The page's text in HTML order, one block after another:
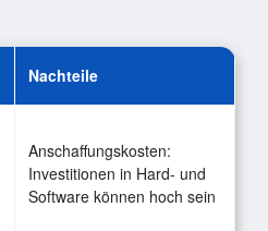
Nachteile
Anschaffungskosten:
Investitionen in Hard- und
Software können hoch sein